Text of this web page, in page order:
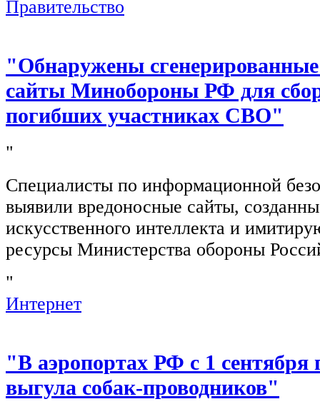
Правительство
"Обнаружены
сайты Минобороны РФ для
погибших участниках СВО"
"
Специалисты по информационной
выявили вредоносные сайты,
искусственного интеллекта и
ресурсы Министерства обороны
"
Интернет
"В аэропортах РФ с 1 сентября
выгула собак-проводников"